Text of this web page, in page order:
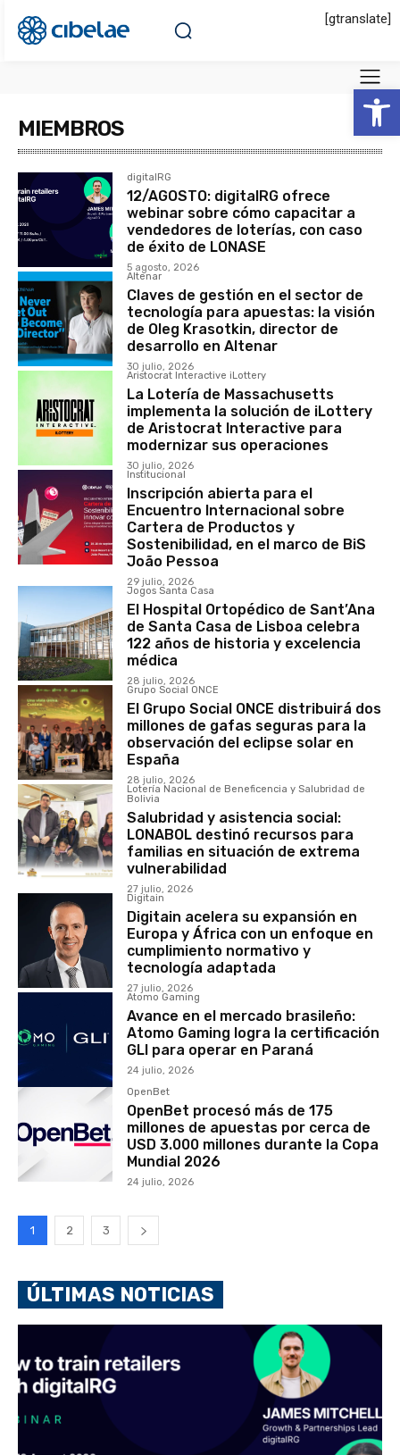
Abrir
[gtranslate]
MIEMBROS
digitalRG
12/AGOSTO: digitalRG ofrece
webinar sobre cómo capacitar a
vendedores de loterías, con caso
de éxito de LONASE
5 agosto, 2026
Altenar
Claves de gestión en el sector de
tecnología para apuestas: la visión
de Oleg Krasotkin, director de
desarrollo en Altenar
30 julio, 2026
Aristocrat Interactive iLottery
La Lotería de Massachusetts
implementa la solución de iLottery
de Aristocrat Interactive para
modernizar sus operaciones
30 julio, 2026
Institucional
Inscripción abierta para el
Encuentro Internacional sobre
Cartera de Productos y
Sostenibilidad, en el marco de BiS
João Pessoa
29 julio, 2026
Jogos Santa Casa
El Hospital Ortopédico de Sant’Ana
de Santa Casa de Lisboa celebra
122 años de historia y excelencia
médica
28 julio, 2026
Grupo Social ONCE
El Grupo Social ONCE distribuirá dos
millones de gafas seguras para la
observación del eclipse solar en
España
28 julio, 2026
Lotería Nacional de Beneficencia y Salubridad de
Bolivia
Salubridad y asistencia social:
LONABOL destinó recursos para
familias en situación de extrema
vulnerabilidad
27 julio, 2026
Digitain
Digitain acelera su expansión en
Europa y África con un enfoque en
cumplimiento normativo y
tecnología adaptada
27 julio, 2026
Atomo Gaming
Avance en el mercado brasileño:
Atomo Gaming logra la certificación
GLI para operar en Paraná
24 julio, 2026
OpenBet
OpenBet procesó más de 175
millones de apuestas por cerca de
USD 3.000 millones durante la Copa
Mundial 2026
24 julio, 2026
1 2 3
ÚLTIMAS NOTICIAS